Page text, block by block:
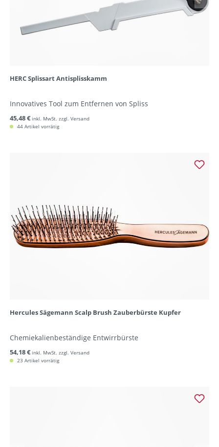
HERC Splissart Antisplisskamm
Innovatives Tool zum Entfernen von Spliss
45,48 € inkl. MwSt. zzgl. Versand
44 Artikel vorrätig
Hercules Sägemann Scalp Brush Zauberbürste Kupfer
Chemiekalienbeständige Entwirrbürste
54,18 € inkl. MwSt. zzgl. Versand
23 Artikel vorrätig